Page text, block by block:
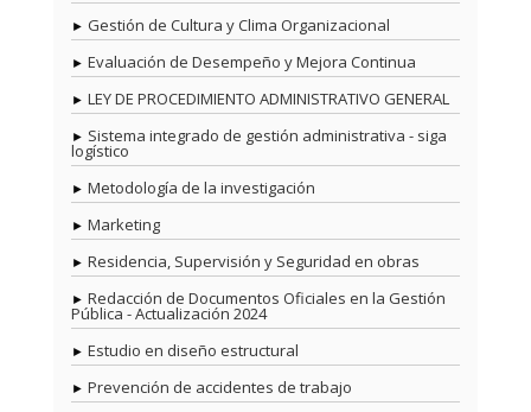
Gestión de Cultura y Clima Organizacional
Evaluación de Desempeño y Mejora Continua
LEY DE PROCEDIMIENTO ADMINISTRATIVO GENERAL
Sistema integrado de gestión administrativa - siga
logístico
Metodología de la investigación
Marketing
Residencia, Supervisión y Seguridad en obras
Redacción de Documentos Oficiales en la Gestión
Pública - Actualización 2024
Estudio en diseño estructural
Prevención de accidentes de trabajo